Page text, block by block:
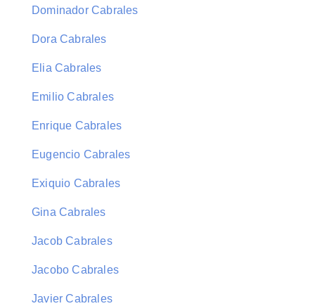
Dominador Cabrales
Dora Cabrales
Elia Cabrales
Emilio Cabrales
Enrique Cabrales
Eugencio Cabrales
Exiquio Cabrales
Gina Cabrales
Jacob Cabrales
Jacobo Cabrales
Javier Cabrales